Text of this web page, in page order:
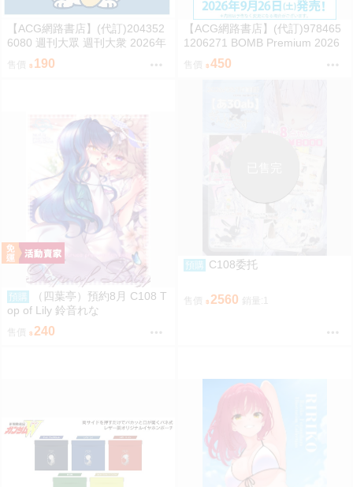
【ACG網路書店】(代訂)204352
6080 週刊大眾 週刊大衆 2026年
8月31日號 附:海報
售價 190
【ACG網路書店】(代訂)978465
1206271 BOMB Premium 2026
封面:一ノ瀬瑠菜 附:雙面海報
售價 450
預購
（四葉亭）預約8月 C108 T
op of Lily 鈴音れな
240
預購 C108委托
2560 銷量:1